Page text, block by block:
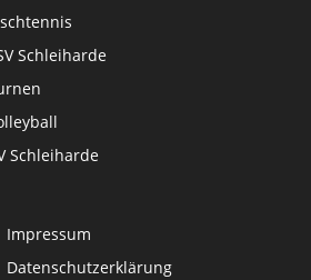
Schleiharde
Schleiharde
Impressum
Datenschutzerklärung